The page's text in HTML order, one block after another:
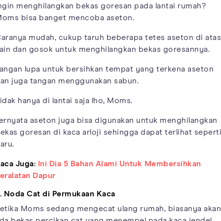
menghilangkan bekas goresan pada lantai rumah?
bisa banget mencoba aseton.
mudah, cukup taruh beberapa tetes aseton di atas
dan gosok untuk menghilangkan bekas goresannya.
lupa untuk bersihkan tempat yang terkena aseton
juga tangan menggunakan sabun.
hanya di lantai saja lho, Moms.
aseton juga bisa digunakan untuk menghilangkan
goresan di kaca arloji sehingga dapat terlihat seperti
Juga:
Ini Dia 5 Bahan Alami Untuk Membersihkan
Dapur
Noda Cat di Permukaan Kaca
Moms sedang mengecat ulang rumah, biasanya akan